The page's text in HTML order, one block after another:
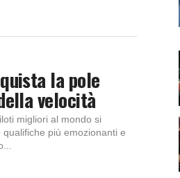
la pole
velocità
migliori al mondo si
più emozionanti e